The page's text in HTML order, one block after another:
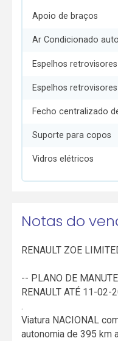
Apoio de braços
Ar Condicionado
Espelhos
Espelhos
Fecho centralizado
Suporte para copos
Vidros elétricos
Notas do
RENAULT ZOE
-- PLANO DE
RENAULT ATÉ 11-
.
Viatura NACIONAL
autonomia de 395 km